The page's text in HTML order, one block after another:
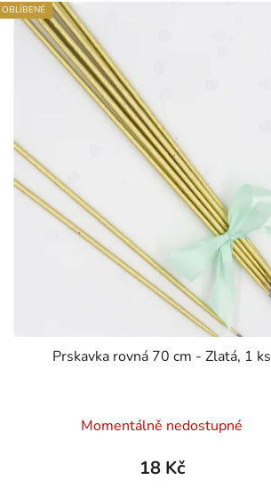
OBLÍBENÉ
Prskavka rovná 70 cm - Zlatá, 1 ks
Momentálně nedostupné
18 Kč